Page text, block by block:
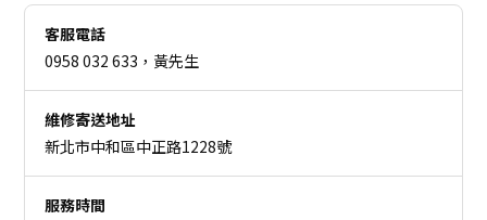
客服電話
0958 032 633，黃先生
維修寄送地址
新北市中和區中正路1228號
服務時間